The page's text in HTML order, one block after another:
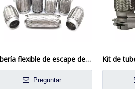
Tubería flexible de escape de acero inoxidable de 2.5 pulgadas para aplicaciones automotrices y de camiones
Preguntar